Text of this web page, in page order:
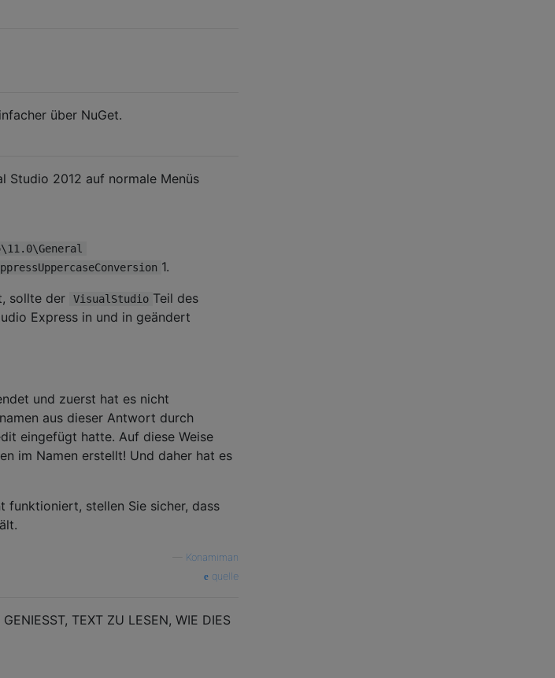
über NuGet.
Studio 2012 auf normale Menüs
1.
sollte der VisualStudio Teil des
Express in und in geändert
und zuerst hat es nicht
aus dieser Antwort durch
eingefügt hatte. Auf diese Weise
im Namen erstellt! Und daher hat es
funktioniert, stellen Sie sicher, dass
Konamiman
quelle
TEXT ZU LESEN, WIE DIES